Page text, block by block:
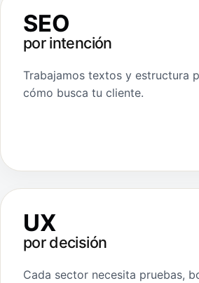
SEO
por intención
Trabajamos textos y estructura
cómo busca tu cliente.
UX
por decisión
Cada sector necesita pruebas,